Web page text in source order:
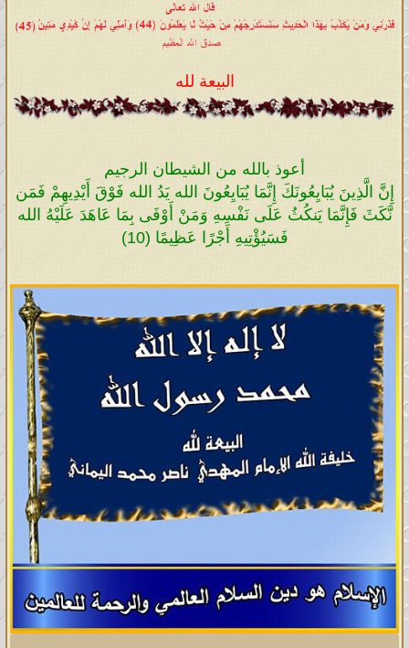
البيعة لله
أعوذ بالله من الشيطان الرجيم
إِنَّ الَّذِينَ يُبَايِعُونَكَ إِنَّمَا يُبَايِعُونَ الله يَدُ الله فَوْقَ أَيْدِيهِمْ فَمَن
نَّكَثَ فَإِنَّمَا يَنكُثُ عَلَى نَفْسِهِ وَمَنْ أَوْفَى بِمَا عَاهَدَ عَلَيْهُ الله
فَسَيُؤْتِيهِ أَجْرًا عَظِيمًا (10)